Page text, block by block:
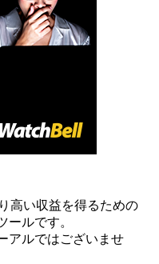
高い収益を得るための
ールです。
アルではございませ